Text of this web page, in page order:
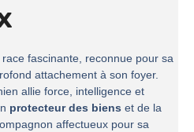
fascinante, reconnue pour sa
attachement à son foyer.
allie force, intelligence et
protecteur des biens et de la
affectueux pour sa